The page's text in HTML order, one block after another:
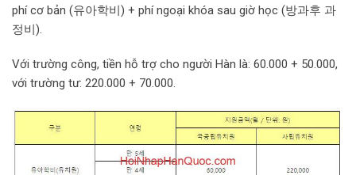
phí cơ bản (유아학비) + phí ngoại khóa sau giờ học (방과후 과
정비).
Với trường công, tiền hỗ trợ cho người Hàn là: 60.000 + 50.000,
với trường tư: 220.000 + 70.000.